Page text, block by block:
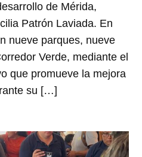
de Mérida,
Patrón Laviada. En
nueve parques, nueve
Verde, mediante el
que promueve la mejora
su […]